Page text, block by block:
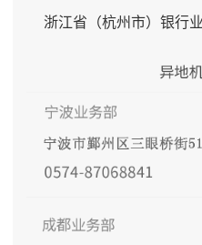
浙江省（杭州市）银行